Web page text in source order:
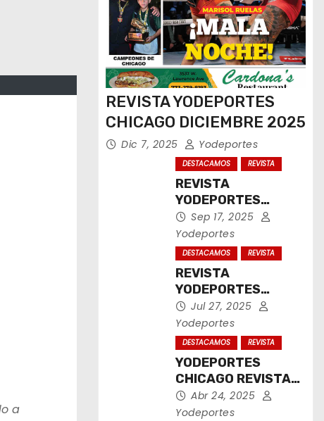
a
REVISTA YODEPORTES
CHICAGO DICIEMBRE 2025
Dic 7, 2025 Yodeportes
DESTACAMOS REVISTA
REVISTA
YODEPORTES
CHICAGO
SEPTIEMBRE 2025
Sep 17, 2025
Yodeportes
DESTACAMOS REVISTA
REVISTA
YODEPORTES
CHICAGO JULIO
2025
Jul 27, 2025
Yodeportes
DESTACAMOS REVISTA
YODEPORTES
CHICAGO REVISTA
IMPRESA ABRIL
2025
Abr 24, 2025
Yodeportes